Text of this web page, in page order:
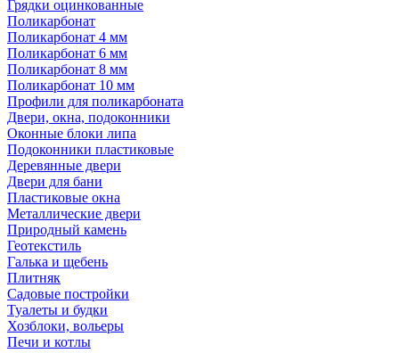
Грядки оцинкованные
Поликарбонат
Поликарбонат 4 мм
Поликарбонат 6 мм
Поликарбонат 8 мм
Поликарбонат 10 мм
Профили для поликарбоната
Двери, окна, подоконники
Оконные блоки липа
Подоконники пластиковые
Деревянные двери
Двери для бани
Пластиковые окна
Металлические двери
Природный камень
Геотекстиль
Галька и щебень
Плитняк
Садовые постройки
Туалеты и будки
Хозблоки, вольеры
Печи и котлы